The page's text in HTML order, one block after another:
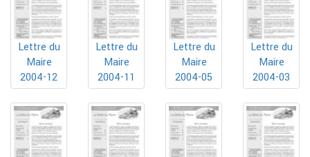
Lettre du
Maire
2004-12
Lettre du
Maire
2004-11
Lettre du
Maire
2004-05
Lettre du
Maire
2004-03